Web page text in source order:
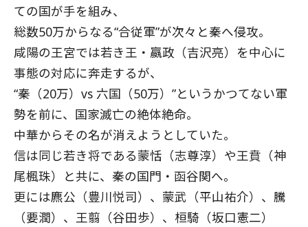
ての国が手を組み、
総数50万からなる“合従軍”が次々と秦へ侵攻。
咸陽の王宮では若き王・嬴政（吉沢亮）を中心に
事態の対応に奔走するが、
“秦（20万）vs 六国（50万）”というかつてない軍
勢を前に、国家滅亡の絶体絶命。
中華からその名が消えようとしていた。
信は同じ若き将である蒙恬（志尊淳）や王賁（神
尾楓珠）と共に、秦の国門・函谷関へ。
更には麃公（豊川悦司）、蒙武（平山祐介）、騰
（要潤）、王翦（谷田歩）、桓騎（坂口憲二）